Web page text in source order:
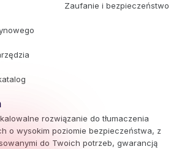
Zaufanie i bezpieczeństwo
rozwiązanie do tłumaczenia
o wysokim poziomie bezpieczeństwa, z
do Twoich potrzeb, gwarancją